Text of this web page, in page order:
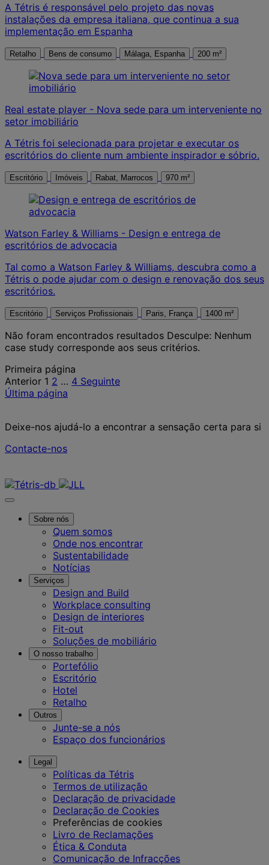
A Tétris é responsável pelo projeto das novas
instalações da empresa italiana, que continua a sua
implementação em Espanha
Retalho Bens de consumo Málaga, Espanha 200 m²
Real estate player - Nova sede para um interveniente no
setor imobiliário
A Tétris foi selecionada para projetar e executar os
escritórios do cliente num ambiente inspirador e sóbrio.
Escritório Imóveis Rabat, Marrocos 970 m²
Watson Farley & Williams - Design e entrega de
escritórios de advocacia
Tal como a Watson Farley & Williams, descubra como a
Tétris o pode ajudar com o design e renovação dos seus
escritórios.
Escritório Serviços Profissionais Paris, França 1400 m²
Não foram encontrados resultados Desculpe: Nenhum
case study corresponde aos seus critérios.
Posts
pagination
Primeira página
Anterior 1 2 … 4 Seguinte
Última página
Deixe-nos ajudá-lo a encontrar a sensação certa para si
Contacte-nos
Sobre nós
Quem somos
Onde nos encontrar
Sustentabilidade
Notícias
Serviços
Design and Build
Workplace consulting
Design de interiores
Fit-out
Soluções de mobiliário
O nosso trabalho
Portefólio
Escritório
Hotel
Retalho
Outros
Junte-se a nós
Espaço dos funcionários
Legal
Políticas da Tétris
Termos de utilização
Declaração de privacidade
Declaração de Cookies
Preferências de cookies
Livro de Reclamações
Ética & Conduta
Comunicação de Infracções